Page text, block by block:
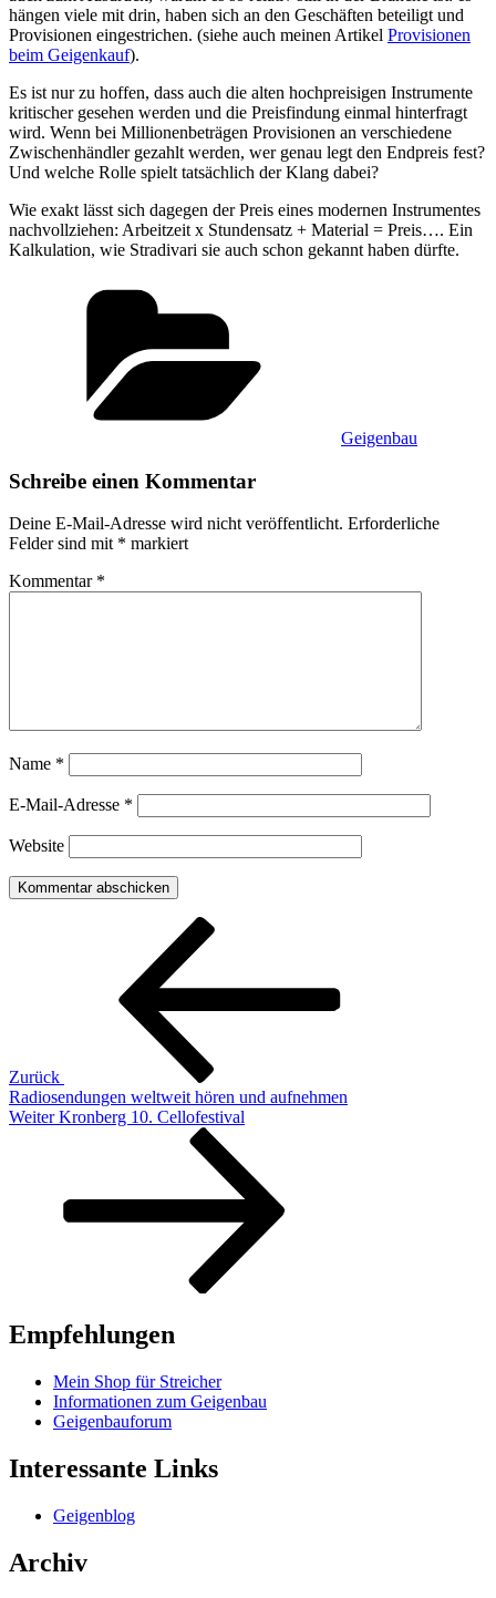
hängen viele mit drin, haben sich an den Geschäften beteiligt und
Provisionen eingestrichen. (siehe auch meinen Artikel Provisionen
beim Geigenkauf).
Es ist nur zu hoffen, dass auch die alten hochpreisigen Instrumente
kritischer gesehen werden und die Preisfindung einmal hinterfragt
wird. Wenn bei Millionenbeträgen Provisionen an verschiedene
Zwischenhändler gezahlt werden, wer genau legt den Endpreis fest?
Und welche Rolle spielt tatsächlich der Klang dabei?
Wie exakt lässt sich dagegen der Preis eines modernen Instrumentes
nachvollziehen: Arbeitzeit x Stundensatz + Material = Preis…. Ein
Kalkulation, wie Stradivari sie auch schon gekannt haben dürfte.
Geigenbau
Schreibe einen Kommentar
Deine E-Mail-Adresse wird nicht veröffentlicht. Erforderliche
Felder sind mit * markiert
Kommentar *
Name *
E-Mail-Adresse *
Website
Beitragsnavigation
Zurück
Radiosendungen weltweit hören und aufnehmen
Nächster
Weiter Kronberg 10. Cellofestival
Empfehlungen
Mein Shop für Streicher
Informationen zum Geigenbau
Geigenbauforum
Interessante Links
Geigenblog
Archiv